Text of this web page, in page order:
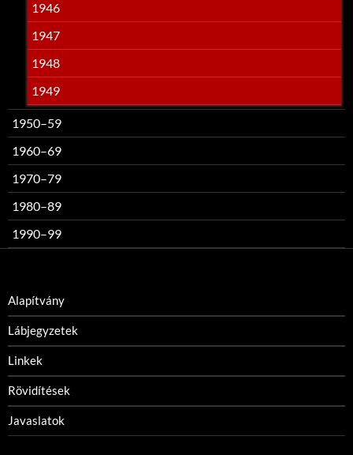
1946
1947
1948
1949
1950–59
1960–69
1970–79
1980–89
1990–99
Alapítvány
Lábjegyzetek
Linkek
Rövidítések
Javaslatok